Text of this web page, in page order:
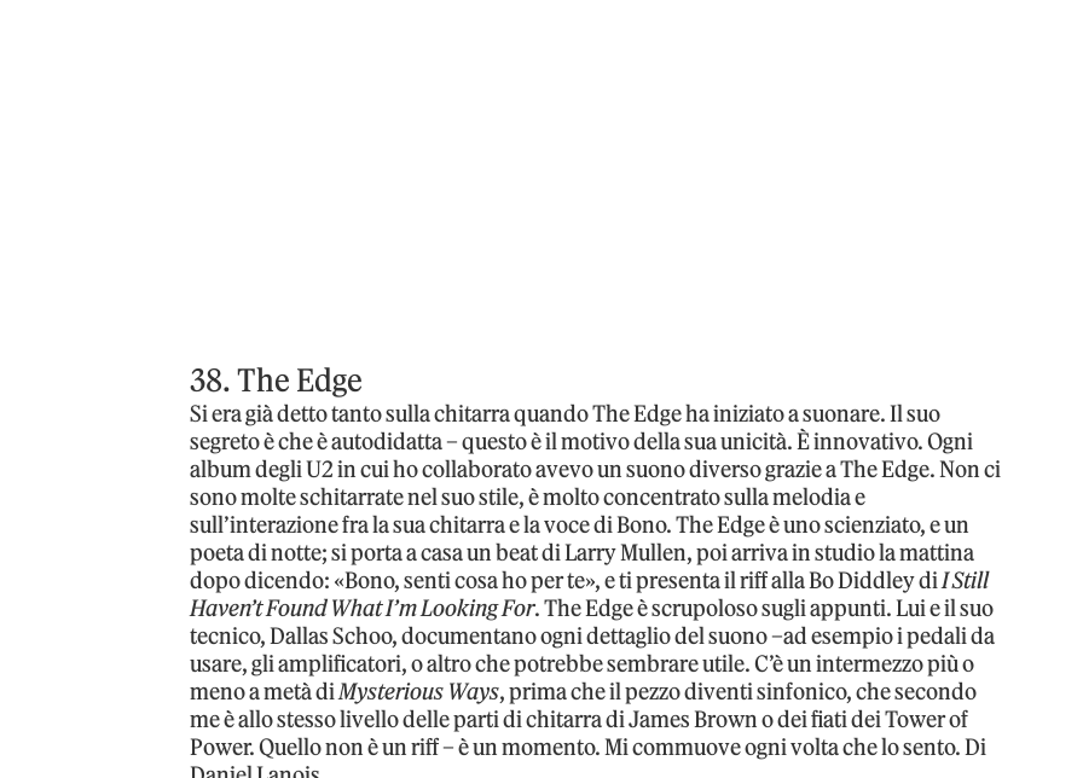
38. The Edge
Si era già detto tanto sulla chitarra quando The Edge ha iniziato a suonare. Il suo
segreto è che è autodidatta – questo è il motivo della sua unicità. È innovativo. Ogni
album degli U2 in cui ho collaborato avevo un suono diverso grazie a The Edge. Non ci
sono molte schitarrate nel suo stile, è molto concentrato sulla melodia e
sull’interazione fra la sua chitarra e la voce di Bono. The Edge è uno scienziato, e un
poeta di notte; si porta a casa un beat di Larry Mullen, poi arriva in studio la mattina
dopo dicendo: «Bono, senti cosa ho per te», e ti presenta il riff alla Bo Diddley diI Still
Haven’t Found What I’m Looking For. The Edge è scrupoloso sugli appunti. Lui e il suo
tecnico, Dallas Schoo, documentano ogni dettaglio del suono –ad esempio i pedali da
usare, gli amplificatori, o altro che potrebbe sembrare utile. C’è un intermezzo più o
meno a metà diMysterious Ways, prima che il pezzo diventi sinfonico, che secondo
me è allo stesso livello delle parti di chitarra di James Brown o dei fiati dei Tower of
Power. Quello non è un riff – è un momento. Mi commuove ogni volta che lo sento. Di